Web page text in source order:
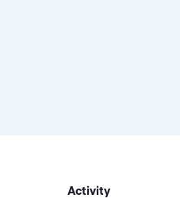
Activity